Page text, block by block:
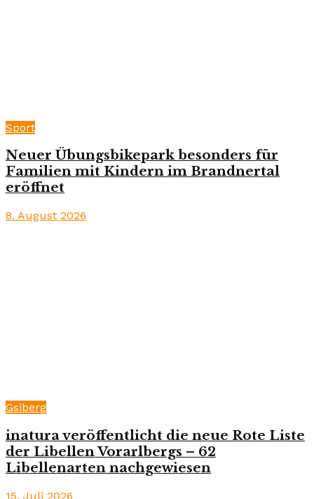
Sport
Neuer Übungsbikepark besonders für
Familien mit Kindern im Brandnertal
eröffnet
8. August 2026
Gsiberg
inatura veröffentlicht die neue Rote Liste
der Libellen Vorarlbergs – 62
Libellenarten nachgewiesen
15. Juli 2026